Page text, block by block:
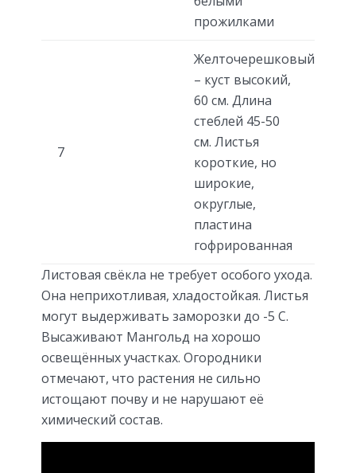
прожилками
7
Желточерешковый
– куст высокий,
60 см. Длина
стеблей 45-50
см. Листья
короткие, но
широкие,
округлые,
пластина
гофрированная
Листовая свёкла не требует особого ухода.
Она неприхотливая, хладостойкая. Листья
могут выдерживать заморозки до -5 С.
Высаживают Мангольд на хорошо
освещённых участках. Огородники
отмечают, что растения не сильно
истощают почву и не нарушают её
химический состав.